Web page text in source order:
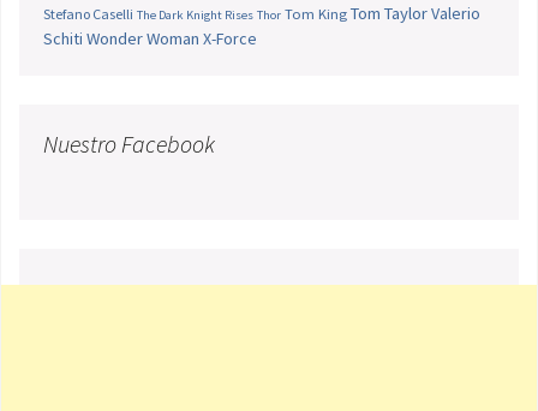
Stefano Caselli The Dark Knight Rises Thor Tom King Tom TaylorValerio
Schiti Wonder Woman X-Force
Nuestro Facebook